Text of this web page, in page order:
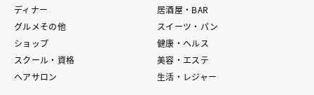
ディナー
居酒屋・BAR
グルメその他
スイーツ・パン
ショップ
健康・ヘルス
スクール・資格
美容・エステ
ヘアサロン
生活・レジャー